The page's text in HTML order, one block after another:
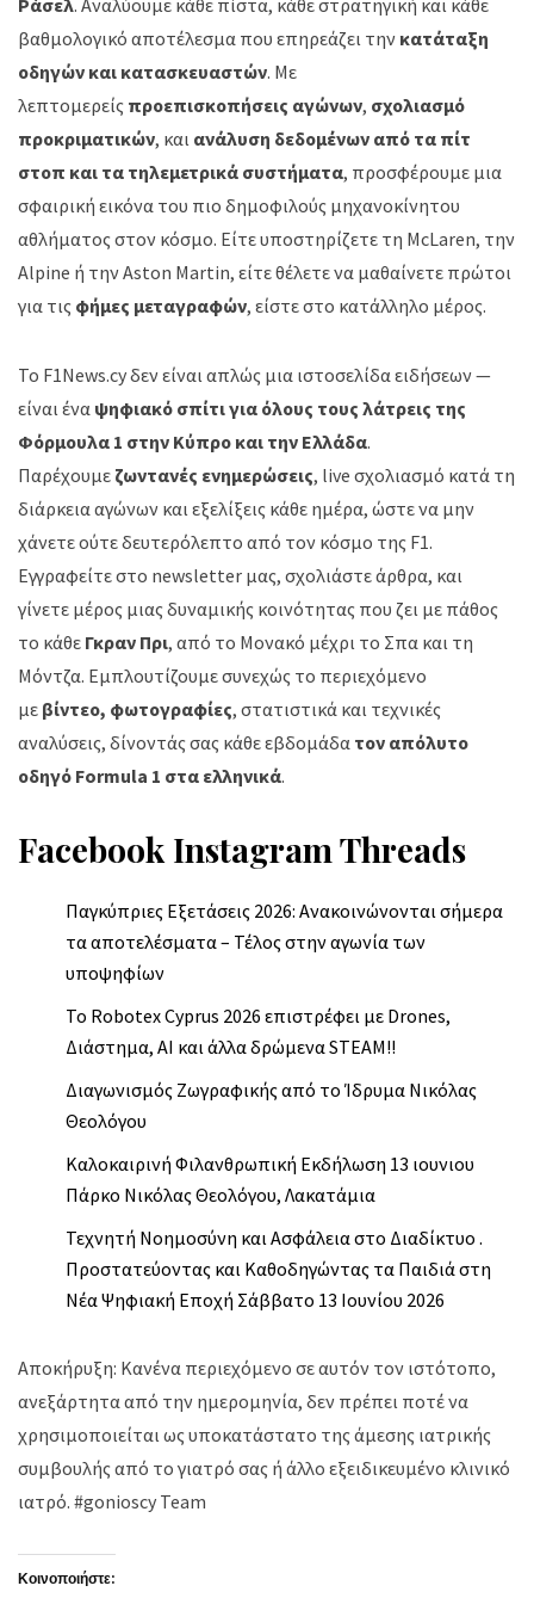
Ράσελ. Αναλύουμε κάθε πίστα, κάθε στρατηγική και κάθε
βαθμολογικό αποτέλεσμα που επηρεάζει την κατάταξη
οδηγών και κατασκευαστών. Με
λεπτομερείς προεπισκοπήσεις αγώνων, σχολιασμό
προκριματικών, και ανάλυση δεδομένων από τα πίτ
στοπ και τα τηλεμετρικά συστήματα, προσφέρουμε μια
σφαιρική εικόνα του πιο δημοφιλούς μηχανοκίνητου
αθλήματος στον κόσμο. Είτε υποστηρίζετε τη McLaren, την
Alpine ή την Aston Martin, είτε θέλετε να μαθαίνετε πρώτοι
για τις φήμες μεταγραφών, είστε στο κατάλληλο μέρος.
Το F1News.cy δεν είναι απλώς μια ιστοσελίδα ειδήσεων —
είναι ένα ψηφιακό σπίτι για όλους τους λάτρεις της
Φόρμουλα 1 στην Κύπρο και την Ελλάδα.
Παρέχουμε ζωντανές ενημερώσεις, live σχολιασμό κατά τη
διάρκεια αγώνων και εξελίξεις κάθε ημέρα, ώστε να μην
χάνετε ούτε δευτερόλεπτο από τον κόσμο της F1.
Εγγραφείτε στο newsletter μας, σχολιάστε άρθρα, και
γίνετε μέρος μιας δυναμικής κοινότητας που ζει με πάθος
το κάθε Γκραν Πρι, από το Μονακό μέχρι το Σπα και τη
Μόντζα. Εμπλουτίζουμε συνεχώς το περιεχόμενο
με βίντεο, φωτογραφίες, στατιστικά και τεχνικές
αναλύσεις, δίνοντάς σας κάθε εβδομάδα τον απόλυτο
οδηγό Formula 1 στα ελληνικά.
Facebook InstagramThreads
Παγκύπριες Εξετάσεις 2026: Ανακοινώνονται σήμερα
τα αποτελέσματα – Τέλος στην αγωνία των
υποψηφίων
Το Robotex Cyprus 2026 επιστρέφει με Drones,
Διάστημα, AI και άλλα δρώμενα STEAM!!
Διαγωνισμός Ζωγραφικής από το Ίδρυμα Νικόλας
Θεολόγου
Καλοκαιρινή Φιλανθρωπική Εκδήλωση 13 ιουνιου
Πάρκο Νικόλας Θεολόγου, Λακατάμια
Τεχνητή Νοημοσύνη και Ασφάλεια στο Διαδίκτυο .
Προστατεύοντας και Καθοδηγώντας τα Παιδιά στη
Νέα Ψηφιακή Εποχή Σάββατο 13 Ιουνίου 2026
Αποκήρυξη: Κανένα περιεχόμενο σε αυτόν τον ιστότοπο,
ανεξάρτητα από την ημερομηνία, δεν πρέπει ποτέ να
χρησιμοποιείται ως υποκατάστατο της άμεσης ιατρικής
συμβουλής από το γιατρό σας ή άλλο εξειδικευμένο κλινικό
ιατρό. #gonioscy Team
Κοινοποιήστε: